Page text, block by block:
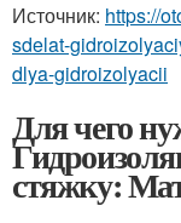
Источник: https://
sdelat-
dlya-gidroizolyacii
Для чего
стяжку: